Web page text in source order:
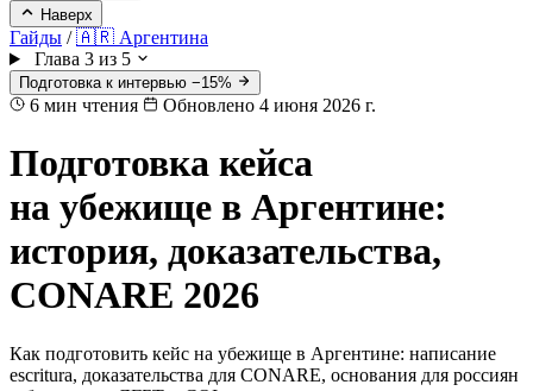
Наверх
Гайды / 🇦🇷 Аргентина
Глава 3 из 5
Подготовка к интервью −15%
6 мин чтения Обновлено 4 июня 2026 г.
Подготовка кейса
на убежище в Аргентине:
история, доказательства,
CONARE 2026
Как подготовить кейс на убежище в Аргентине: написание
escritura, доказательства для CONARE, основания для россиян